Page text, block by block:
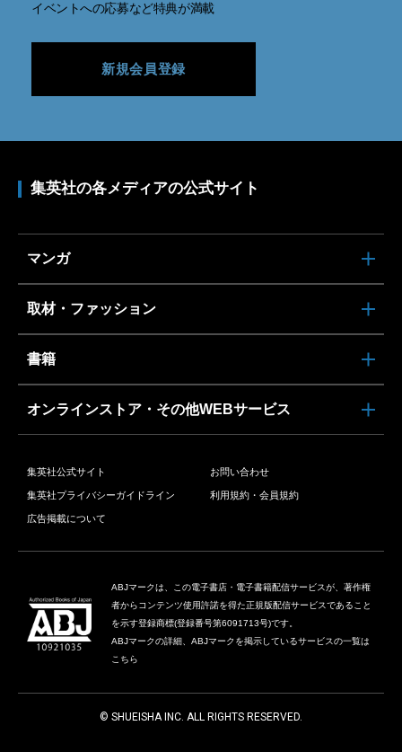
イベントへの応募など特典が満載
新規会員登録
集英社の各メディアの公式サイト
マンガ
取材・ファッション
書籍
オンラインストア・その他WEBサービス
集英社公式サイト お問い合わせ
集英社プライバシーガイドライン 利用規約・会員規約
広告掲載について
ABJマークは、この電子書店・電子書籍配信サービスが、著作権
者からコンテンツ使用許諾を得た正規版配信サービスであること
を示す登録商標(登録番号第6091713号)です。
ABJマークの詳細、ABJマークを掲示しているサービスの一覧は
こちら
© SHUEISHA INC. ALL RIGHTS RESERVED.